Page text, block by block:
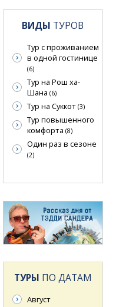
ВИДЫ ТУРОВ
Тур с проживанием
в одной гостинице
(6)
Тур на Рош ха-
Шана (6)
Тур на Суккот (3)
Тур повышенного
комфорта (8)
Один раз в сезоне
(2)
ТУРЫ ПО ДАТАМ
Август